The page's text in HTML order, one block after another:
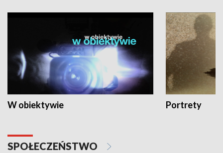
W obiektywie Portrety
SPOŁECZEŃSTWO